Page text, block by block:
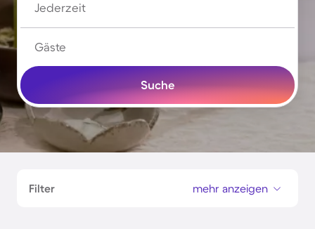
Jederzeit
Gäste
Suche
Filter mehr anzeigen